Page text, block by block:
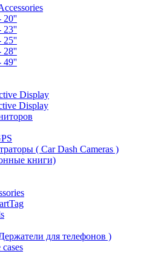
20''
23''
25''
28''
49''
Display
Display
( Car Dash Cameras )
книги)
для телефонов )